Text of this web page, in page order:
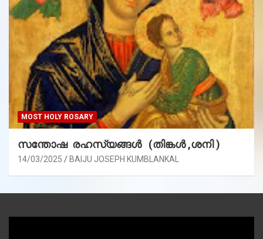
MOST HOLY ROSARY
സന്തോഷ രഹസ്യങ്ങൾ (തിങ്കൾ ,ശനി )
14/03/2025 BAIJU JOSEPH KUMBLANKAL